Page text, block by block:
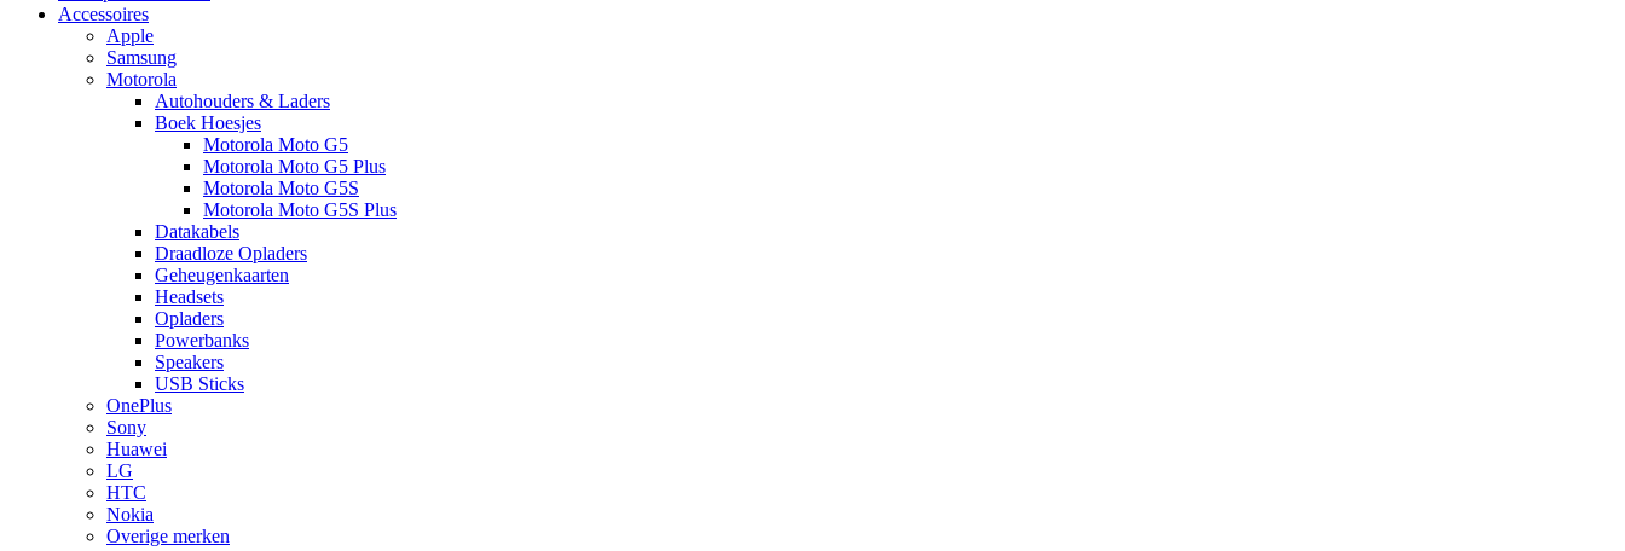
Accessoires
Apple
Samsung
Motorola
Autohouders & Laders
Boek Hoesjes
Motorola Moto G5
Motorola Moto G5 Plus
Motorola Moto G5S
Motorola Moto G5S Plus
Datakabels
Draadloze Opladers
Geheugenkaarten
Headsets
Opladers
Powerbanks
Speakers
USB Sticks
OnePlus
Sony
Huawei
LG
HTC
Nokia
Overige merken